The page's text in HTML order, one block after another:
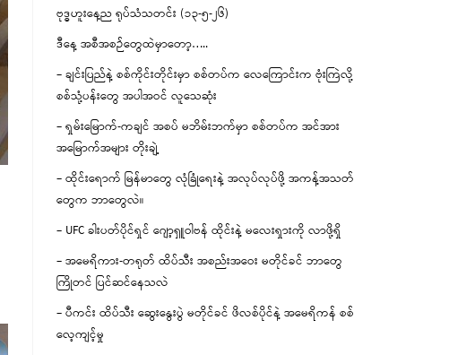
ဗုဒ္ဓဟူးနေ့ည ရုပ်သံသတင်း (၁၃-၅-၂၆)
ဒီနေ့ အစီအစဉ်တွေထဲမှာတော့…..
– ချင်းပြည်နဲ့ စစ်ကိုင်းတိုင်းမှာ စစ်တပ်က လေကြောင်းက ဗုံးကြဲလို့
စစ်သုံ့ပန်းတွေ အပါအဝင် လူသေဆုံး
– ရှမ်းမြောက်-ကချင် အစပ် မဘိမ်းဘက်မှာ စစ်တပ်က အင်အား
အမြောက်အများ တိုးချဲ့
– ထိုင်းရောက် မြန်မာတွေ လုံခြုံရေးနဲ့ အလုပ်လုပ်ဖို့ အကန့်အသတ်
တွေက ဘာတွေလဲ။
– UFC ခါးပတ်ပိုင်ရှင် ဂျော့ရှူဝါဗန် ထိုင်းနဲ့ မလေးရှားကို လာဖို့ရှိ
– အမေရိကား-တရုတ် ထိပ်သီး အစည်းအဝေး မတိုင်ခင် ဘာတွေ
ကြိုတင် ပြင်ဆင်နေသလဲ
– ပီကင်း ထိပ်သီး ဆွေးနွေးပွဲ မတိုင်ခင် ဖိလစ်ပိုင်နဲ့ အမေရိကန် စစ်
လေ့ကျင့်မှု